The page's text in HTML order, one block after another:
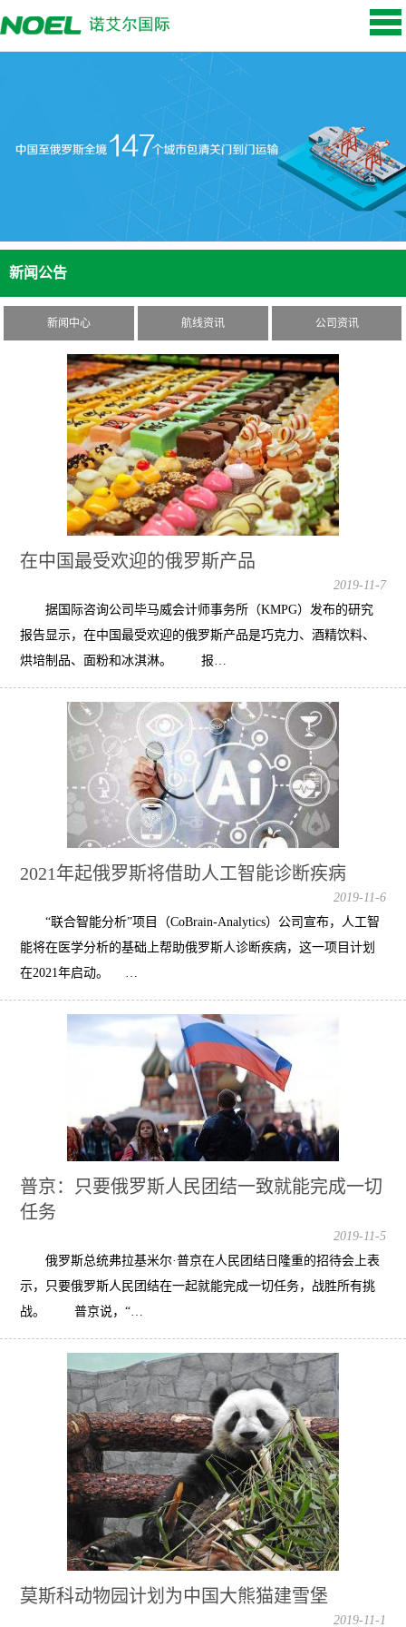
新闻公告
新闻中心 航线资讯 公司资讯
在中国最受欢迎的俄罗斯产品
2019-11-7
据国际咨询公司毕马威会计师事务所（KMPG）发布的研究
报告显示，在中国最受欢迎的俄罗斯产品是巧克力、酒精饮料、
烘培制品、面粉和冰淇淋。 报…
2021年起俄罗斯将借助人工智能诊断疾病
2019-11-6
“联合智能分析”项目（CoBrain-Analytics）公司宣布，人工智
能将在医学分析的基础上帮助俄罗斯人诊断疾病，这一项目计划
在2021年启动。 …
普京：只要俄罗斯人民团结一致就能完成一切
任务
2019-11-5
俄罗斯总统弗拉基米尔·普京在人民团结日隆重的招待会上表
示，只要俄罗斯人民团结在一起就能完成一切任务，战胜所有挑
战。 普京说，“…
莫斯科动物园计划为中国大熊猫建雪堡
2019-11-1